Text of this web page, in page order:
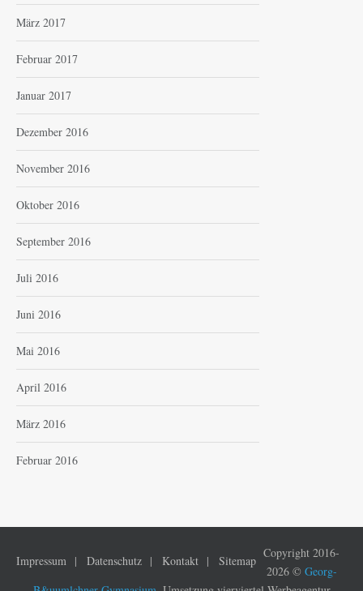
März 2017
Februar 2017
Januar 2017
Dezember 2016
November 2016
Oktober 2016
September 2016
Juli 2016
Juni 2016
Mai 2016
April 2016
März 2016
Februar 2016
Impressum Datenschutz Kontakt Sitemap
Copyright 2016-
2026 © Georg-